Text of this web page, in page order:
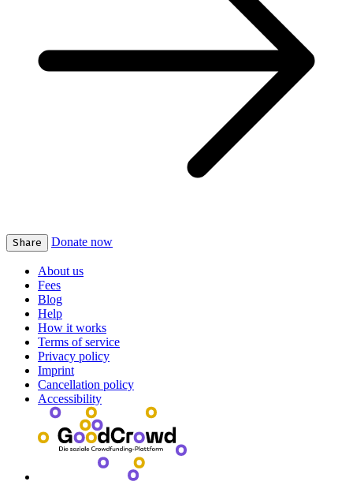
Share Donate now
About us
Fees
Blog
Help
How it works
Terms of service
Privacy policy
Imprint
Cancellation policy
Accessibility